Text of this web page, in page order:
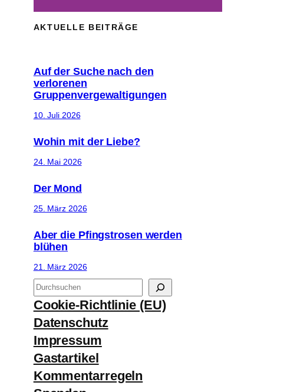
AKTUELLE BEITRÄGE
Auf der Suche nach den
verlorenen
Gruppenvergewaltigungen
10. Juli 2026
Wohin mit der Liebe?
24. Mai 2026
Der Mond
25. März 2026
Aber die Pfingstrosen werden
blühen
21. März 2026
S
u
c
h
e
n
Cookie-Richtlinie (EU)
Datenschutz
Impressum
Gastartikel
Kommentarregeln